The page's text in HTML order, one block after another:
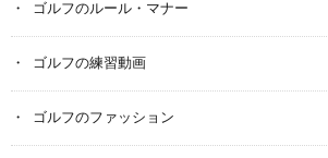
ゴルフのルール・マナー
ゴルフの練習動画
ゴルフのファッション